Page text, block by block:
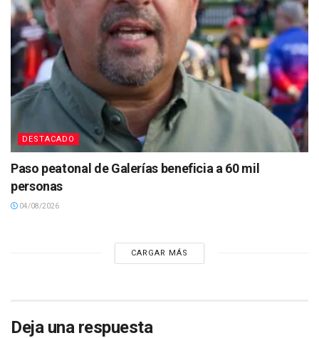
DESTACADO
Paso peatonal de Galerías beneficia a 60 mil
personas
04/08/2026
CARGAR MÁS
Deja una respuesta